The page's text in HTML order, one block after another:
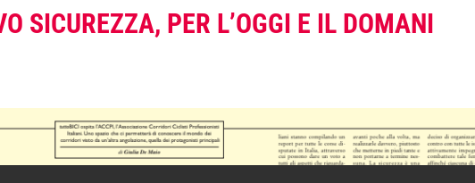
SICUREZZA, PER L’OGGI E IL DOMANI